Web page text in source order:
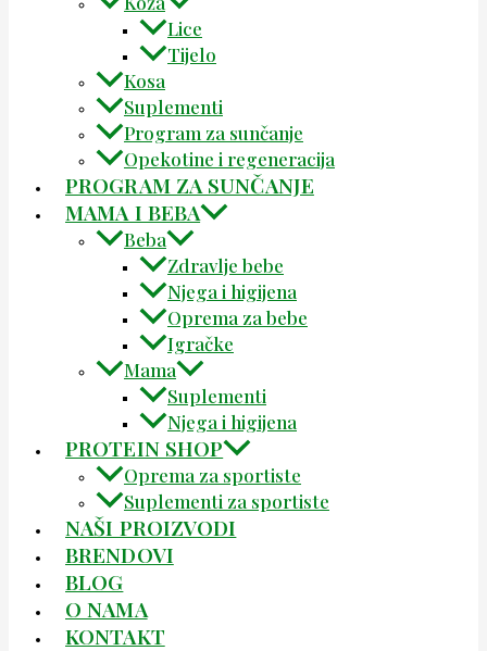
Lice
Tijelo
Kosa
Suplementi
Program za sunčanje
Opekotine i regeneracija
PROGRAM ZA SUNČANJE
MAMA I BEBA
Beba
Zdravlje bebe
Njega i higijena
Oprema za bebe
Igračke
Mama
Suplementi
Njega i higijena
PROTEIN SHOP
Oprema za sportiste
Suplementi za sportiste
NAŠI PROIZVODI
BRENDOVI
BLOG
O NAMA
KONTAKT